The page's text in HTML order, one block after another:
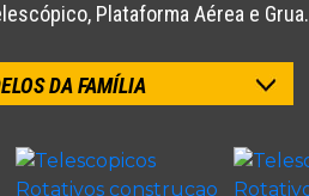
Plataforma Aérea e Grua.
DA FAMÍLIA